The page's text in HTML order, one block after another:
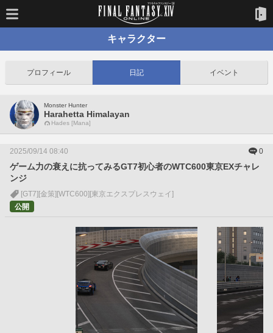
キャラクター
プロフィール 日記 イベント
Monster Hunter
Harahetta Himalayan
Hades [Mana]
2025/09/14 08:40 0
ゲーム力の衰えに抗ってみるGT7初心者のWTC600東京EXチャレ
ンジ
[GT7] [金策] [WTC600] [東京エクスプレスウェイ]
公開